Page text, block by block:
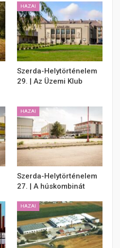
HAZAI
Szerda-Helytörténelem
29. | Az Üzemi Klub
HAZAI
Szerda-Helytörténelem
27. | A húskombinát
HAZAI